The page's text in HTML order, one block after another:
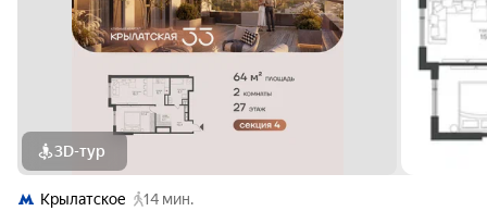
3D-тур
Крылатское
14 мин.